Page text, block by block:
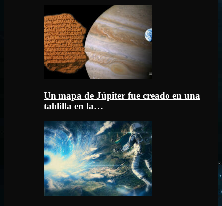
Un mapa de Júpiter fue creado en una
tablilla en la…